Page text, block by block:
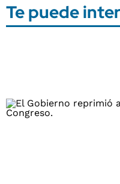
Te puede